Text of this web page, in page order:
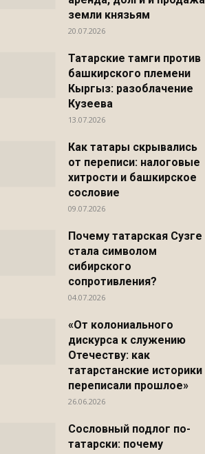
земли князьям
20.07.2026
Татарские тамги против
башкирского племени
Кыргыз: разоблачение
Кузеева
13.07.2026
Как татары скрывались
от переписи: налоговые
хитрости и башкирское
сословие
09.07.2026
Почему татарская Сузге
стала символом
сибирского
сопротивления?
04.07.2026
«От колониального
дискурса к служению
Отечеству: как
татарстанские историки
переписали прошлое»
26.06.2026
Сословный подлог по-
татарски: почему